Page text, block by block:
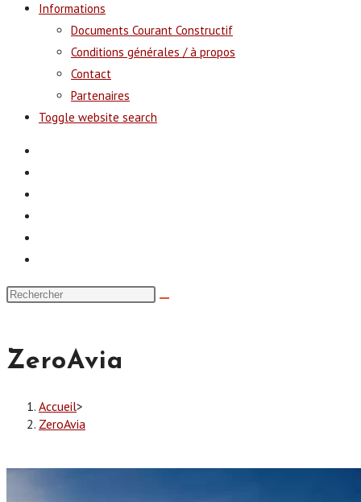
Informations
Documents Courant Constructif
Conditions générales / à propos
Contact
Partenaires
Toggle website search
ZeroAvia
Accueil>
ZeroAvia